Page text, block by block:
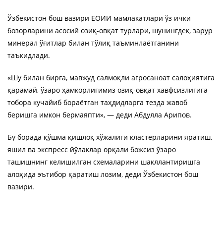
Ўзбекистон бош вазири ЕОИИ мамлакатлари ўз ички
бозорларини асосий озиқ-овқат турлари, шунингдек, зарур
минерал ўғитлар билан тўлиқ таъминлаётганини
таъкидлади.
«Шу билан бирга, мавжуд салмоқли агросаноат салоҳиятига
қарамай, ўзаро ҳамкорлигимиз озиқ-овқат хавфсизлигига
тобора кучайиб бораётган таҳдидларга тезда жавоб
беришга имкон бермаяпти», — деди Абдулла Арипов.
Бу борада қўшма қишлоқ хўжалиги кластерларини яратиш,
яшил ва экспресс йўлаклар орқали божсиз ўзаро
ташишнинг келишилган схемаларини шакллантиришга
алоҳида эътибор қаратиш лозим, деди Ўзбекистон бош
вазири.